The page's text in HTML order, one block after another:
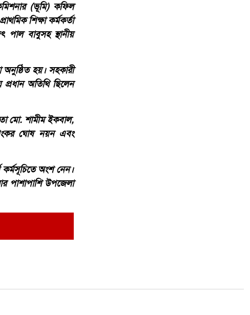
(ভূমি) কফিল
শিক্ষা কর্মকর্তা
বাবুসহ স্থানীয়
হয়। সহকারী
অতিথি ছিলেন
মো. শামীম ইকবাল,
ঘোষ নয়ন এবং
অংশ নেন।
পাশাপাশি উপজেলা